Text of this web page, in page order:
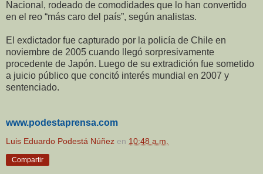
Nacional, rodeado de comodidades que lo han convertido
en el reo “más caro del país”, según analistas.
El exdictador fue capturado por la policía de Chile en
noviembre de 2005 cuando llegó sorpresivamente
procedente de Japón. Luego de su extradición fue sometido
a juicio público que concitó interés mundial en 2007 y
sentenciado.
www.podestaprensa.com
Luis Eduardo Podestá Núñez en 10:48 a.m.
Compartir